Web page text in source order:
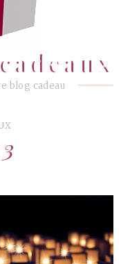
blog cadeau